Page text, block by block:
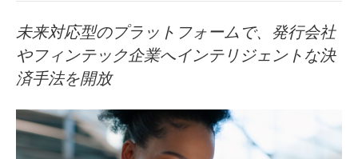
未来対応型のプラットフォームで、発行会社
やフィンテック企業へインテリジェントな決
済手法を開放